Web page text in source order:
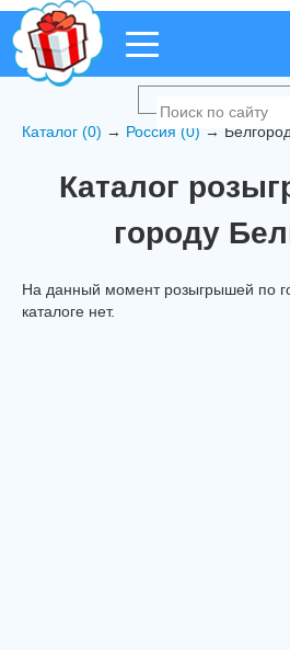
Каталог (0) → Россия (0) →
Каталог
городу
На данный момент розыгрышей по
каталоге нет.